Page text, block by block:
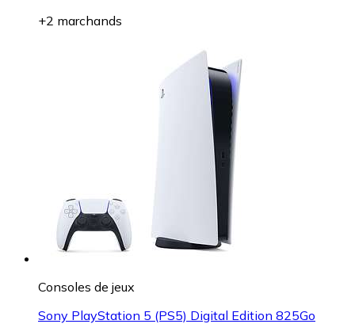
+2 marchands
Consoles de jeux
Sony PlayStation 5 (PS5) Digital Edition 825Go